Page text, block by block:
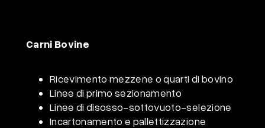
Carni Bovine
Ricevimento mezzene o quarti di bovino
Linee di primo sezionamento
Linee di disosso-sottovuoto-selezione
Incartonamento e pallettizzazione